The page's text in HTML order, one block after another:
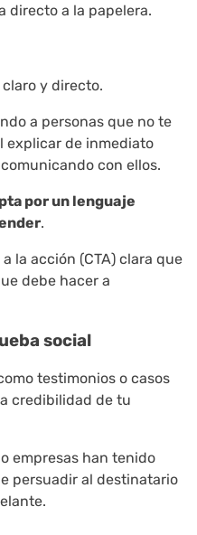
directo a la papelera.
y directo.
a personas que no te
explicar de inmediato
con ellos.
por un lenguaje
.
la acción (CTA) clara que
debe hacer a
social
testimonios o casos
credibilidad de tu
empresas han tenido
persuadir al destinatario